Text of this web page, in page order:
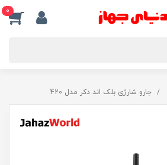
0
جارو شارژی بلک اند دکر مدل 420